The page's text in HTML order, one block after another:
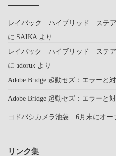
レイバック ハイブリッド ステア
に SAIKA より
レイバック ハイブリッド ステア
に adoruk より
Adobe Bridge 起動セズ：エラーと
Adobe Bridge 起動セズ：エラーと
ヨドバシカメラ池袋 6月末にオー
リンク集